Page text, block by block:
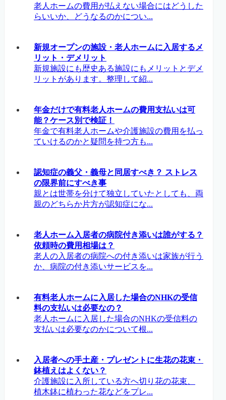
老人ホームの費用が払えない場合にはどうした
らいいか、どうなるのかについ...
新規オープンの施設・老人ホームに入居するメ
リット・デメリット
新規施設にも歴史ある施設にもメリットとデメ
リットがあります。整理して紹...
年金だけで有料老人ホームの費用支払いは可
能？ケース別で検証！
年金で有料老人ホームや介護施設の費用を払っ
ていけるのかと疑問を持つ方も...
認知症の義父・義母と同居すべき？ ストレス
の限界前にすべき事
親とは世帯を分けて独立していたとしても、両
親のどちらか片方が認知症にな...
老人ホーム入居者の病院付き添いは誰がする？
依頼時の費用相場は？
老人の入居者の病院への付き添いは家族が行う
か、病院の付き添いサービスを...
有料老人ホームに入居した場合のNHKの受信
料の支払いは必要なの？
老人ホームに入居した場合のNHKの受信料の
支払いは必要なのかについて根...
入居者への手土産・プレゼントに生花の花束・
鉢植えはよくない？
介護施設に入所している方へ切り花の花束、
植木鉢に植わった花などをプレ...